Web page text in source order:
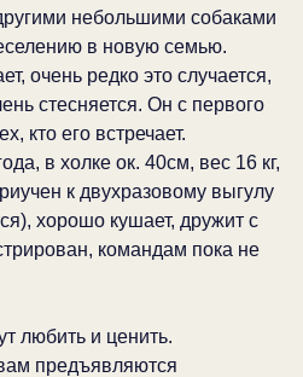
небольшими собаками
в новую семью.
очень редко это случается,
стесняется. Он с первого
кто его встречает.
в холке ок. 40см, вес 16 кг,
к двухразовому выгулу
хорошо кушает, дружит с
командам пока не
любить и ценить.
предъявляются